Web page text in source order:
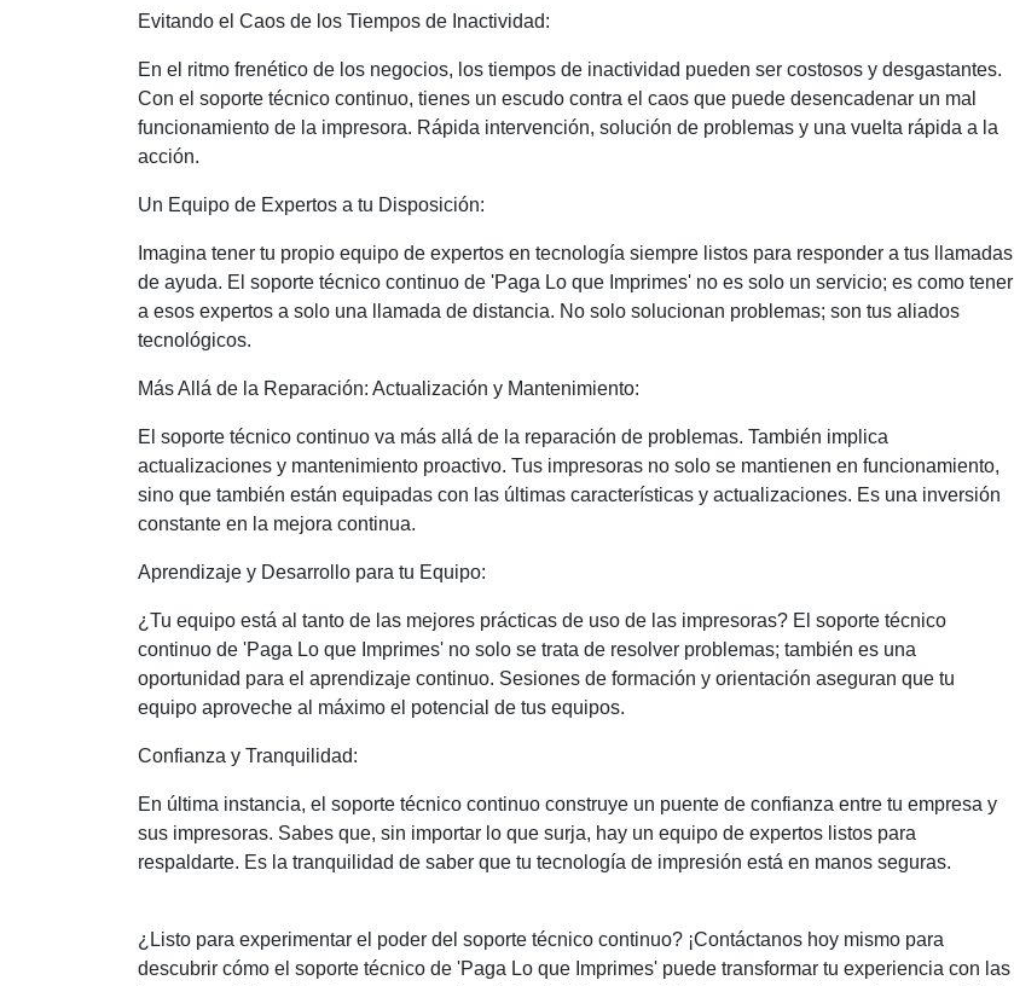
Evitando el Caos de los Tiempos de Inactividad:
En el ritmo frenético de los negocios, los tiempos de inactividad pueden ser costosos y desgastantes.
Con el soporte técnico continuo, tienes un escudo contra el caos que puede desencadenar un mal
funcionamiento de la impresora. Rápida intervención, solución de problemas y una vuelta rápida a la
acción.
Un Equipo de Expertos a tu Disposición:
Imagina tener tu propio equipo de expertos en tecnología siempre listos para responder a tus llamadas
de ayuda. El soporte técnico continuo de 'Paga Lo que Imprimes' no es solo un servicio; es como tener
a esos expertos a solo una llamada de distancia. No solo solucionan problemas; son tus aliados
tecnológicos.
Más Allá de la Reparación: Actualización y Mantenimiento:
El soporte técnico continuo va más allá de la reparación de problemas. También implica
actualizaciones y mantenimiento proactivo. Tus impresoras no solo se mantienen en funcionamiento,
sino que también están equipadas con las últimas características y actualizaciones. Es una inversión
constante en la mejora continua.
Aprendizaje y Desarrollo para tu Equipo:
¿Tu equipo está al tanto de las mejores prácticas de uso de las impresoras? El soporte técnico
continuo de 'Paga Lo que Imprimes' no solo se trata de resolver problemas; también es una
oportunidad para el aprendizaje continuo. Sesiones de formación y orientación aseguran que tu
equipo aproveche al máximo el potencial de tus equipos.
Confianza y Tranquilidad:
En última instancia, el soporte técnico continuo construye un puente de confianza entre tu empresa y
sus impresoras. Sabes que, sin importar lo que surja, hay un equipo de expertos listos para
respaldarte. Es la tranquilidad de saber que tu tecnología de impresión está en manos seguras.
¿Listo para experimentar el poder del soporte técnico continuo? ¡Contáctanos hoy mismo para
descubrir cómo el soporte técnico de 'Paga Lo que Imprimes' puede transformar tu experiencia con las